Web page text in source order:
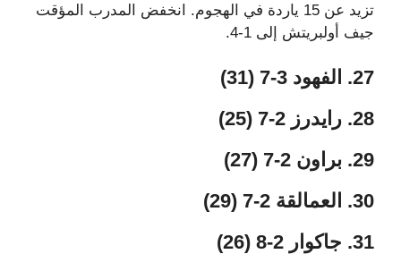
تزيد عن 15 ياردة في الهجوم. انخفض المدرب المؤقت
جيف أولبريتش إلى 1-4.
27. الفهود 3-7 (31)
28. رايدرز 2-7 (25)
29. براون 2-7 (27)
30. العمالقة 2-7 (29)
31. جاكوار 2-8 (26)